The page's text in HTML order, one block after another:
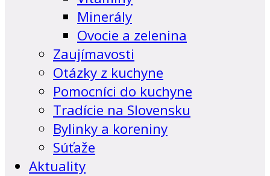
Minerály
Ovocie a zelenina
Zaujímavosti
Otázky z kuchyne
Pomocníci do kuchyne
Tradície na Slovensku
Bylinky a koreniny
Súťaže
Aktuality